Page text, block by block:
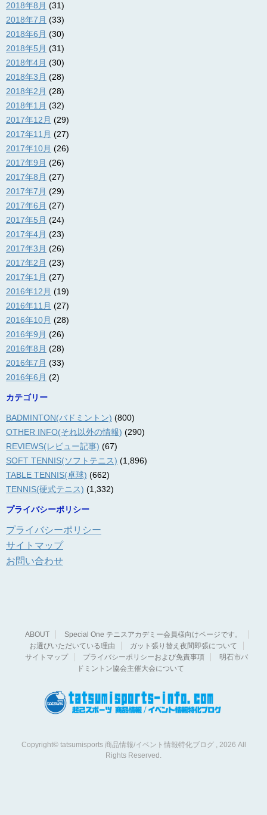
2018年8月 (31)
2018年7月 (33)
2018年6月 (30)
2018年5月 (31)
2018年4月 (30)
2018年3月 (28)
2018年2月 (28)
2018年1月 (32)
2017年12月 (29)
2017年11月 (27)
2017年10月 (26)
2017年9月 (26)
2017年8月 (27)
2017年7月 (29)
2017年6月 (27)
2017年5月 (24)
2017年4月 (23)
2017年3月 (26)
2017年2月 (23)
2017年1月 (27)
2016年12月 (19)
2016年11月 (27)
2016年10月 (28)
2016年9月 (26)
2016年8月 (28)
2016年7月 (33)
2016年6月 (2)
カテゴリー
BADMINTON(バドミントン) (800)
OTHER INFO(それ以外の情報) (290)
REVIEWS(レビュー記事) (67)
SOFT TENNIS(ソフトテニス) (1,896)
TABLE TENNIS(卓球) (662)
TENNIS(硬式テニス) (1,332)
プライバシーポリシー
プライバシーポリシー
サイトマップ
お問い合わせ
ABOUT
Special One テニスアカデミー会員様向けページです。
お選びいただいている理由
ガット張り替え夜間即張について
サイトマップ
プライバシーポリシーおよび免責事項
明石市バ
ドミントン協会主催大会について
Copyright© tatsumisports 商品情報/イベント情報特化ブログ , 2026 All
Rights Reserved.